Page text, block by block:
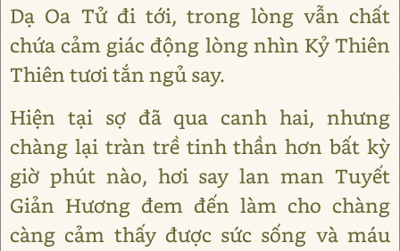
Dạ Oa Tử đi tới, trong lòng vẫn chất
chứa cảm giác động lòng nhìn Kỷ Thiên
Thiên tươi tắn ngủ say.
Hiện tại sợ đã qua canh hai, nhưng
chàng lại tràn trề tinh thần hơn bất kỳ
giờ phút nào, hơi say lan man Tuyết
Giản Hương đem đến làm cho chàng
càng cảm thấy được sức sống và máu